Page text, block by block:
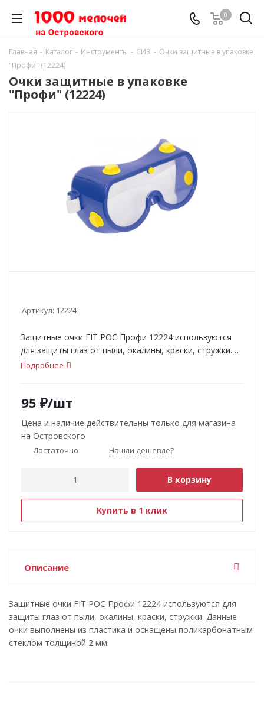
0
Главная - Каталог - Инструменты - СИЗ - Очки защитные в упаковке
"Профи" (12224)
Очки защитные в упаковке
"Профи" (12224)
Артикул: 12224
Защитные очки FIT РОС Профи 12224 используются
для защиты глаз от пыли, окалины, краски, стружки.
Данные очки выполнены из пластика и оснащены
Подробнее
95 ₽/шт
Цена и наличие действительны только для магазина
на Островского
Достаточно Нашли дешевле?
В корзину
Купить в 1 клик
Описание
Защитные очки FIT РОС Профи 12224 используются для
защиты глаз от пыли, окалины, краски, стружки. Данные
очки выполнены из пластика и оснащены поликарбонатным
стеклом толщиной 2 мм.